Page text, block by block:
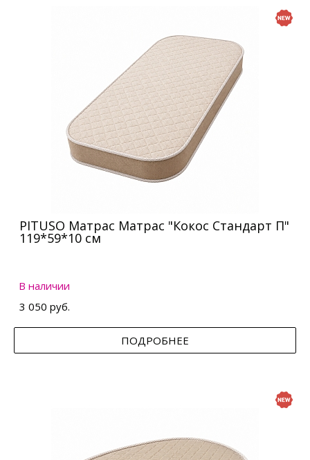
PITUSO Матрас Матрас "Кокос Стандарт П"
119*59*10 см
В наличии
3 050 руб.
ПОДРОБНЕЕ